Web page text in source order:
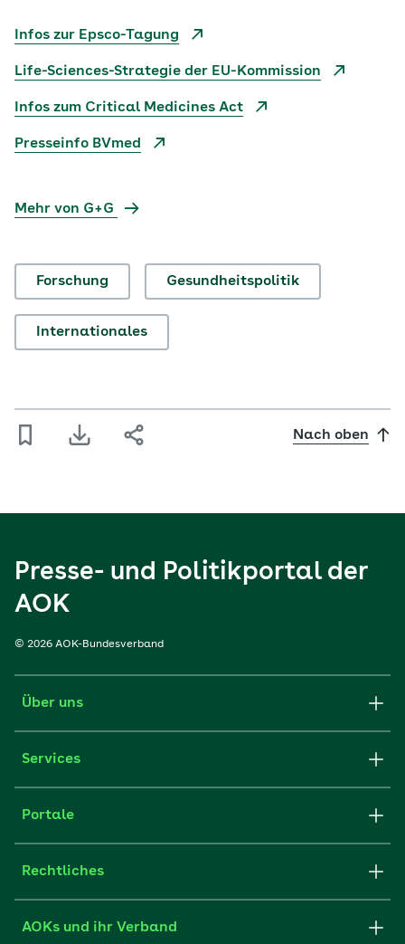
Infos zur Epsco-Tagung
Life-Sciences-Strategie der EU-Kommission
Infos zum Critical Medicines Act
Presseinfo BVmed
Mehr von G+G
Forschung Gesundheitspolitik
Internationales
Nach oben
Presse- und Politikportal der
AOK
© 2026 AOK-Bundesverband
Über uns
Services
Portale
Rechtliches
AOKs und ihr Verband